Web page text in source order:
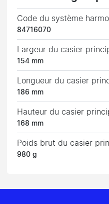
Code du système
84716070
Largeur du casier
154 mm
Longueur du casier
186 mm
Hauteur du casier
168 mm
Poids brut du casier
980 g